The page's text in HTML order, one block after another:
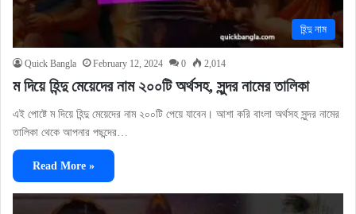
হিন্দু নাম
Quick Bangla February 12, 2024 0 2,014
ম দিয়ে হিন্দু মেয়েদের নাম ২০০টি অর্থসহ, সুন্দর নামের তালিকা
এই পোষ্টে ম দিয়ে হিন্দু মেয়েদের নাম ২০০টি পেয়ে যাবেন। আশা করি বাংলা অর্থসহ সুন্দর নামের
তালিকা থেকে আপনার পছন্দের…
Read More »